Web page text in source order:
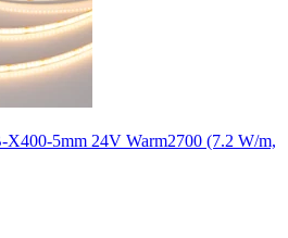
X400-5mm 24V Warm2700 (7.2 W/m,